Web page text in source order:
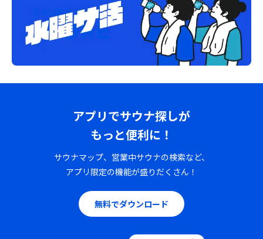
アプリでサウナ探しが
もっと便利に！
サウナマップ、営業中サウナの検索など、
アプリ限定の機能が盛りだくさん！
無料でダウンロード